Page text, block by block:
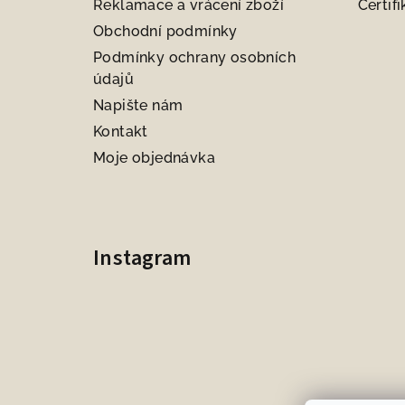
Reklamace a vrácení zboží
Obchodní podmínky
Podmínky ochrany osobních
údajů
Napište nám
Kontakt
Moje objednávka
Instagram